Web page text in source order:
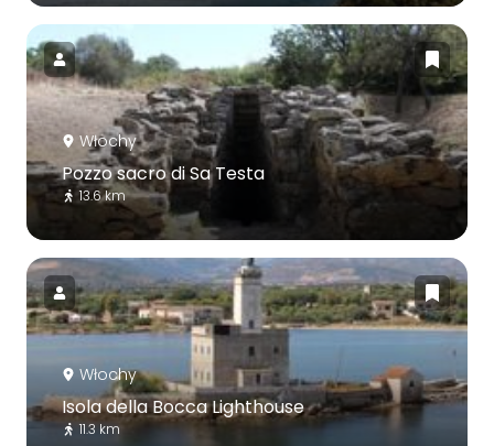
Włochy
Pozzo sacro di Sa Testa
13.6 km
Włochy
Isola della Bocca Lighthouse
11.3 km